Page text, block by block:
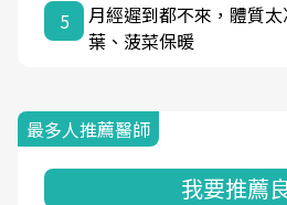
5
月經遲到都不來，體質
葉、菠菜保暖
最多人推薦醫師
我要推薦